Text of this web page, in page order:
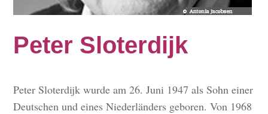
Peter Sloterdijk
Peter Sloterdijk wurde am 26. Juni 1947 als Sohn einer
Deutschen und eines Niederländers geboren. Von 1968